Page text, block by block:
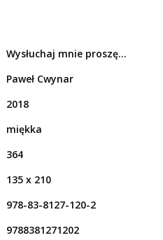
Wysłuchaj mnie proszę...
Paweł Cwynar
2018
miękka
364
135 x 210
978-83-8127-120-2
9788381271202